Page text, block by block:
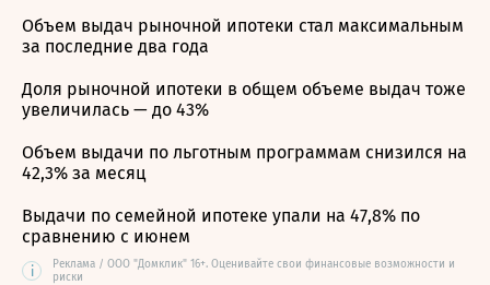
Объем выдач рыночной ипотеки стал максимальным
за последние два года
Доля рыночной ипотеки в общем объеме выдач тоже
увеличилась — до 43%
Объем выдачи по льготным программам снизился на
42,3% за месяц
Выдачи по семейной ипотеке упали на 47,8% по
сравнению с июнем
i
Реклама / ООО "Домклик" 16+. Оценивайте свои финансовые возможности и
риски